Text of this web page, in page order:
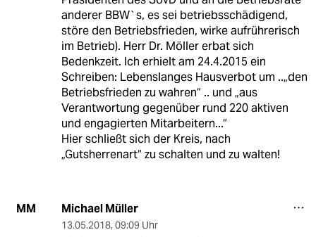
anderer BBW`s, es sei betriebsschädigend,
störe den Betriebsfrieden, wirke aufrührerisch
im Betrieb). Herr Dr. Möller erbat sich
Bedenkzeit. Ich erhielt am 24.4.2015 ein
Schreiben: Lebenslanges Hausverbot um ..„den
Betriebsfrieden zu wahren“ .. und „aus
Verantwortung gegenüber rund 220 aktiven
und engagierten Mitarbeitern...“
Hier schließt sich der Kreis, nach
„Gutsherrenart“ zu schalten und zu walten!
MM Michael Müller
13.05.2018, 09:09 Uhr